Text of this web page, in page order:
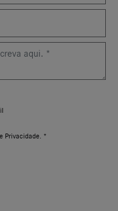
Privacidade. *